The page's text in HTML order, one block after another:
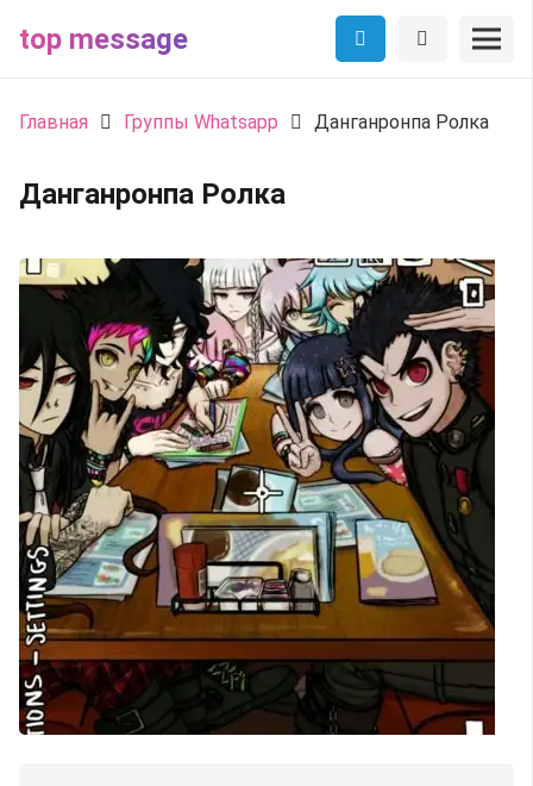
top message
Главная Группы Whatsapp Данганронпа Ролка
Данганронпа Ролка